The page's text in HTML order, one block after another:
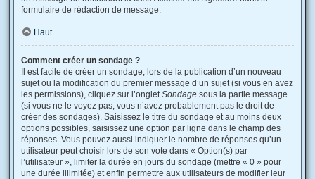
formulaire de rédaction de message.
Haut
Comment créer un sondage ?
Il est facile de créer un sondage, lors de la publication d’un nouveau
sujet ou la modification du premier message d’un sujet (si vous en avez
les permissions), cliquez sur l’ongletSondage sous la partie message
(si vous ne le voyez pas, vous n’avez probablement pas le droit de
créer des sondages). Saisissez le titre du sondage et au moins deux
options possibles, saisissez une option par ligne dans le champ des
réponses. Vous pouvez aussi indiquer le nombre de réponses qu’un
utilisateur peut choisir lors de son vote dans « Option(s) par
l’utilisateur », limiter la durée en jours du sondage (mettre « 0 » pour
une durée illimitée) et enfin permettre aux utilisateurs de modifier leur